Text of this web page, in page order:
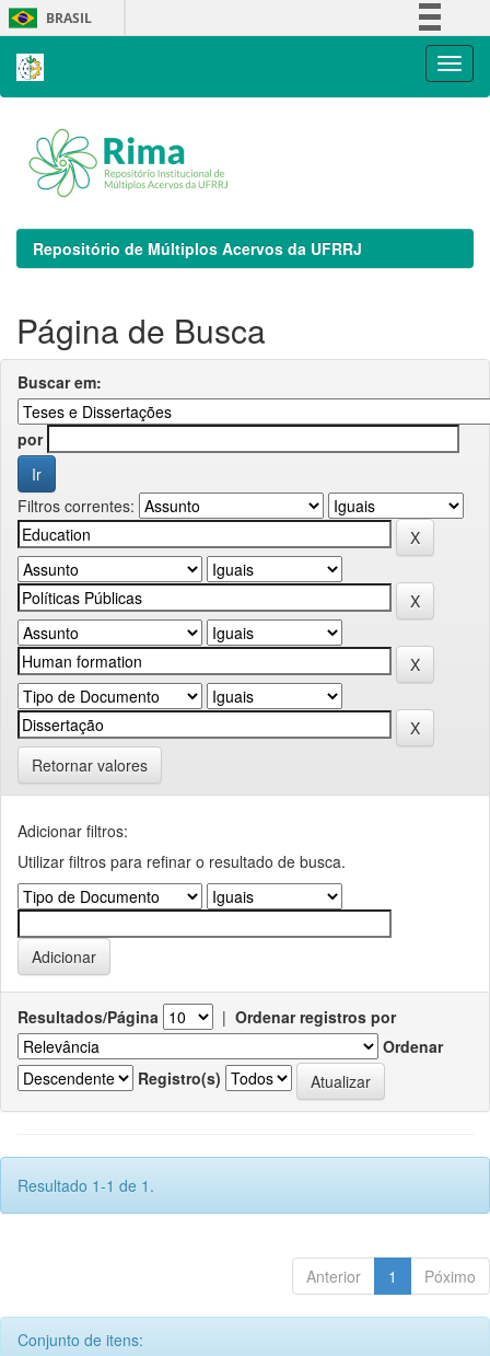
Skip
navigation
BRASIL
Repositório de Múltiplos Acervos da UFRRJ
Página de Busca
Buscar em:
por
Filtros correntes:
Retornar valores
Adicionar filtros:
Utilizar filtros para refinar o resultado de busca.
Resultados/Página | Ordenar registros por
Ordenar
Registro(s)
Resultado 1-1 de 1.
Anterior 1 Póximo
Conjunto de itens: